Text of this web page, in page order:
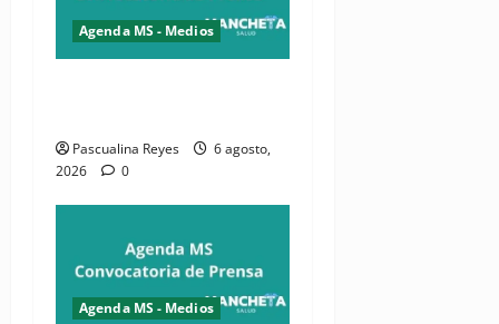
Agenda MS - Medios
Pascualina Reyes
6 agosto,
2026
0
Agenda MS - Medios